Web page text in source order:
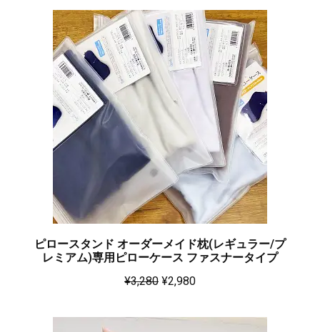
ピロースタンド オーダーメイド枕(レギュラー/プ
レミアム)専用ピローケース ファスナータイプ
¥3,280 ¥2,980